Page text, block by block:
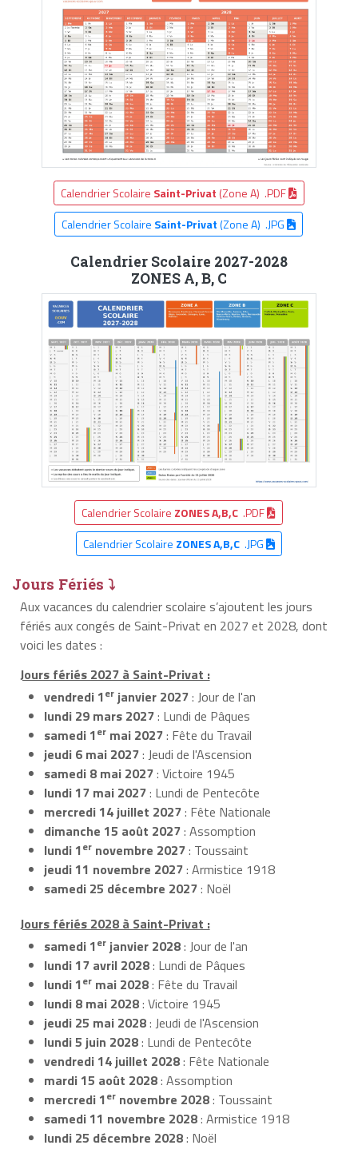
Calendrier Scolaire Saint-Privat (Zone A) .PDF
Calendrier Scolaire Saint-Privat(Zone A) .JPG
Calendrier Scolaire 2027-2028
ZONES A, B, C
Calendrier Scolaire ZONES A,B,C .PDF
Calendrier Scolaire ZONES A,B,C.JPG
Jours Fériés ⤵
Aux vacances du calendrier scolaire s’ajoutent les jours
fériés aux congés de Saint-Privat en 2027 et 2028, dont
voici les dates :
Jours fériés 2027 à Saint-Privat :
vendredi 1er janvier 2027: Jour de l'an
lundi 29 mars 2027: Lundi de Pâques
samedi 1er mai 2027: Fête du Travail
jeudi 6 mai 2027: Jeudi de l'Ascension
samedi 8 mai 2027: Victoire 1945
lundi 17 mai 2027: Lundi de Pentecôte
mercredi 14 juillet 2027: Fête Nationale
dimanche 15 août 2027: Assomption
lundi 1er novembre 2027: Toussaint
jeudi 11 novembre 2027: Armistice 1918
samedi 25 décembre 2027: Noël
Jours fériés 2028 à Saint-Privat :
samedi 1er janvier 2028: Jour de l'an
lundi 17 avril 2028: Lundi de Pâques
lundi 1er mai 2028: Fête du Travail
lundi 8 mai 2028: Victoire 1945
jeudi 25 mai 2028: Jeudi de l'Ascension
lundi 5 juin 2028: Lundi de Pentecôte
vendredi 14 juillet 2028: Fête Nationale
mardi 15 août 2028: Assomption
mercredi 1er novembre 2028: Toussaint
samedi 11 novembre 2028: Armistice 1918
lundi 25 décembre 2028: Noël